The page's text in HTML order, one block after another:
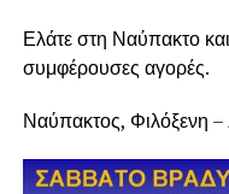
Ελάτε στη Ναύπακτο
συμφέρουσες αγορές.
Ναύπακτος, Φιλόξενη